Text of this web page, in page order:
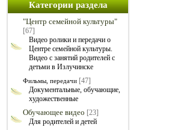
Категории раздела
"Центр семейной культуры"
[67]
Видео ролики и передачи о
Центре семейной культуры.
Видео с занятий родителей с
детьми в Излучинске
Фильмы, передачи [47]
Документальные, обучающие,
художественные
Обучающее видео [23]
Для родителей и детей